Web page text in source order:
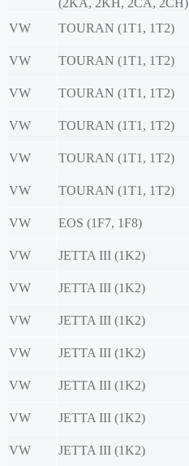
(2KA, 2KH, 2CA, 2CH)
VW
TOURAN (1T1, 1T2)
VW
TOURAN (1T1, 1T2)
VW
TOURAN (1T1, 1T2)
VW
TOURAN (1T1, 1T2)
VW
TOURAN (1T1, 1T2)
VW
TOURAN (1T1, 1T2)
VW
EOS (1F7, 1F8)
VW
JETTA III (1K2)
VW
JETTA III (1K2)
VW
JETTA III (1K2)
VW
JETTA III (1K2)
VW
JETTA III (1K2)
VW
JETTA III (1K2)
VW
JETTA III (1K2)